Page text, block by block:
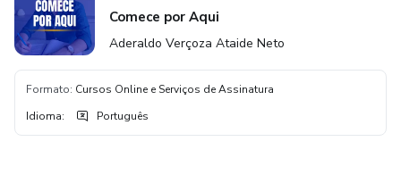
Comece por Aqui
Aderaldo Verçoza Ataide Neto
Formato: Cursos Online e Serviços de Assinatura
Idioma: Português